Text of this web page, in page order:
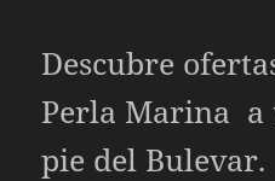
Descubre
Perla Marina a
pie del Bulevar.